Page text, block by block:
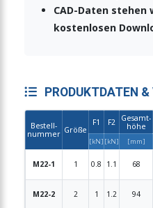
CAD-Daten
kostenlosen
PRODUKTDATEN
Bestell-
nummer Größe
F1 F2
Gesamt-
höhe
[kN] [kN] [mm]
M22-1 1 0.8 1.1 68
M22-2 2 1 1.2 94